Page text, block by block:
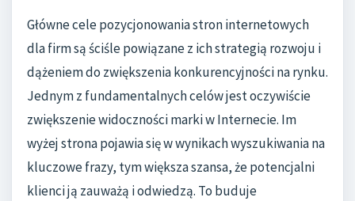
Główne cele pozycjonowania stron internetowych
dla firm są ściśle powiązane z ich strategią rozwoju i
dążeniem do zwiększenia konkurencyjności na rynku.
Jednym z fundamentalnych celów jest oczywiście
zwiększenie widoczności marki w Internecie. Im
wyżej strona pojawia się w wynikach wyszukiwania na
kluczowe frazy, tym większa szansa, że potencjalni
klienci ją zauważą i odwiedzą. To buduje